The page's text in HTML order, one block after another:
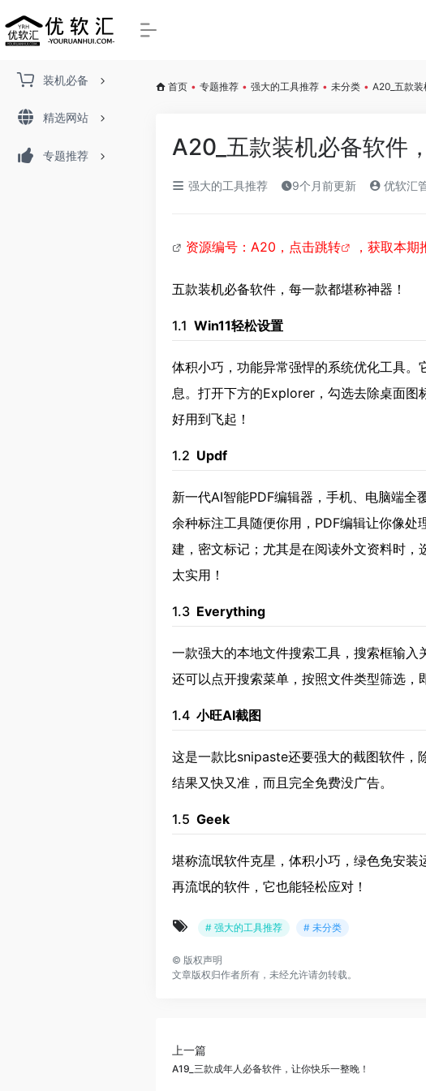
装机必备
精选网站
专题推荐
首页 • 专题推荐 • 强大的工具推荐 • 未分类 • A20_五款
A20_五款装机必备软件
强大的工具推荐 9个月前更新 优软汇
资源编号：A20， 点击跳转 ，获取本期
五款装机必备软件，每一款都堪称神器！
1.1 Win11轻松设置
体积小巧，功能异常强悍的系统优化工具
息。打开下方的Explorer，勾选去除桌面图
好用到飞起！
1.2 Updf
新一代AI智能PDF编辑器，手机、电脑端
余种标注工具随便你用，PDF编辑让你像
建，密文标记；尤其是在阅读外文资料时
太实用！
1.3 Everything
一款强大的本地文件搜索工具，搜索框输入
还可以点开搜索菜单，按照文件类型筛选，
1.4 小旺AI截图
这是一款比snipaste还要强大的截图软件，
结果又快又准，而且完全免费没广告。
1.5 Geek
堪称流氓软件克星，体积小巧，绿色免安
再流氓的软件，它也能轻松应对！
# 强大的工具推荐 # 未分类
© 版权声明
文章版权归作者所有，未经允许请勿转载。
上一篇
A19_三款成年人必备软件，让你快乐一整晚！